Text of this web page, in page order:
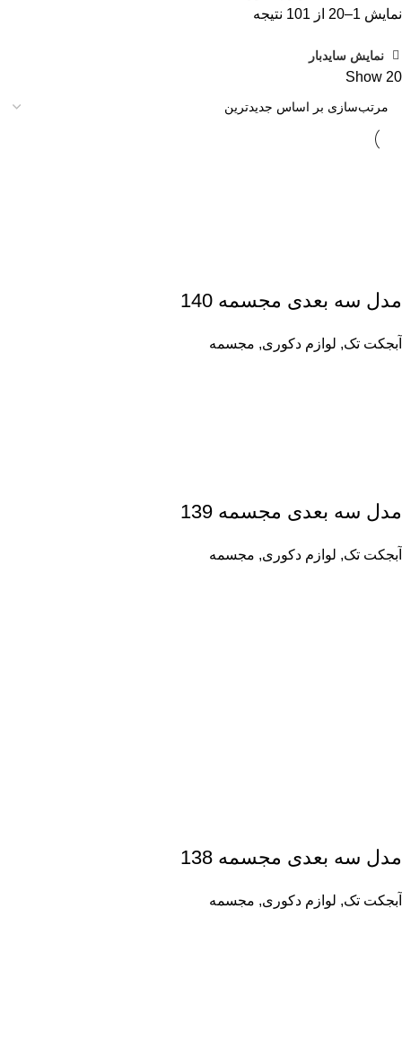
نمایش 1–20 از 101 نتیجه
نمایش سایدبار
Show 20
مدل سه بعدی مجسمه 140
آبجکت تک, لوازم دکوری, مجسمه
مدل سه بعدی مجسمه 139
آبجکت تک, لوازم دکوری, مجسمه
مدل سه بعدی مجسمه 138
آبجکت تک, لوازم دکوری, مجسمه